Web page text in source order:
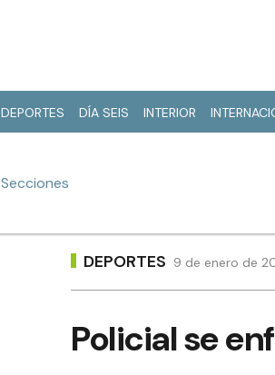
DEPORTES DÍA SEIS INTERIOR
Secciones
DEPORTES 9 de enero de
Policial se